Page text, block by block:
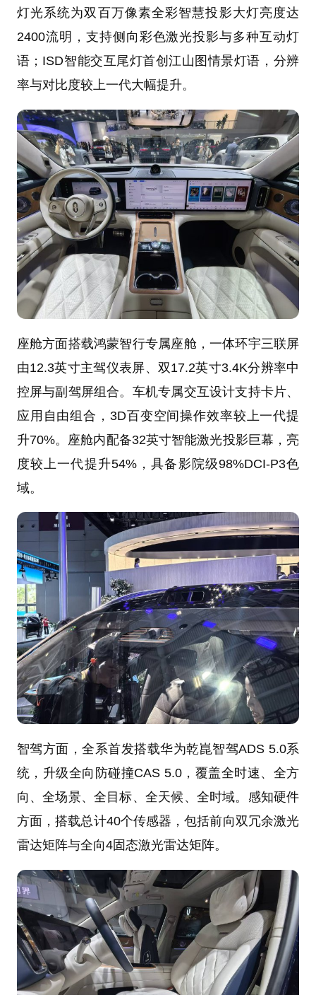
灯光系统为双百万像素全彩智慧投影大灯亮度达
2400流明，支持侧向彩色激光投影与多种互动灯
语；ISD智能交互尾灯首创江山图情景灯语，分辨
率与对比度较上一代大幅提升。
座舱方面搭载鸿蒙智行专属座舱，一体环宇三联屏
由12.3英寸主驾仪表屏、双17.2英寸3.4K分辨率中
控屏与副驾屏组合。车机专属交互设计支持卡片、
应用自由组合，3D百变空间操作效率较上一代提
升70%。座舱内配备32英寸智能激光投影巨幕，亮
度较上一代提升54%，具备影院级98%DCI-P3色
域。
智驾方面，全系首发搭载华为乾崑智驾ADS 5.0系
统，升级全向防碰撞CAS 5.0，覆盖全时速、全方
向、全场景、全目标、全天候、全时域。感知硬件
方面，搭载总计40个传感器，包括前向双冗余激光
雷达矩阵与全向4固态激光雷达矩阵。